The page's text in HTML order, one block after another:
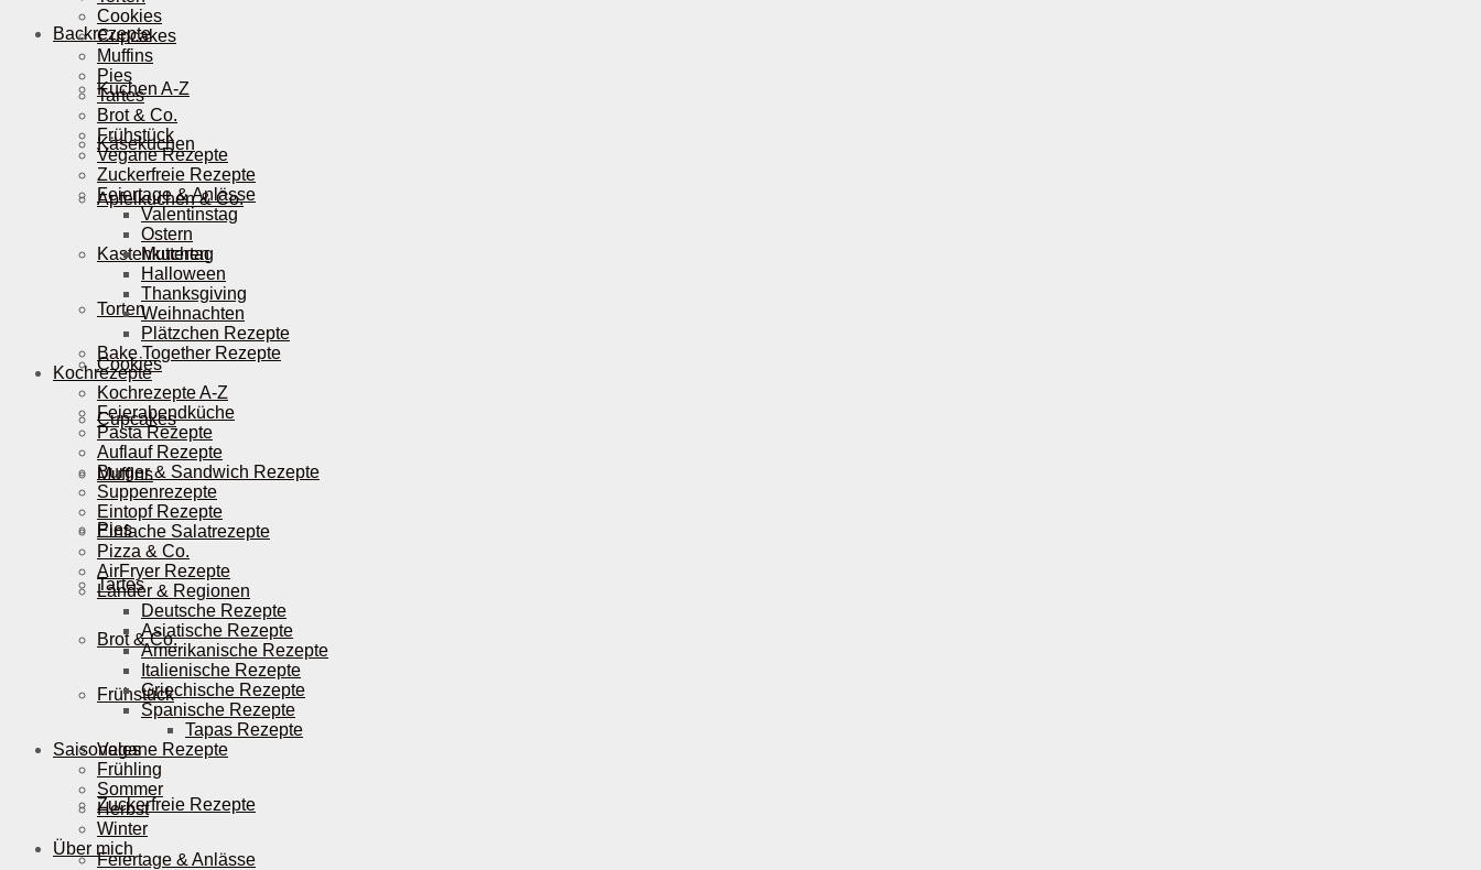
Backrezepte
Kuchen A-Z
Käsekuchen
Apfelkuchen & Co.
Kastenkuchen
Torten
Cookies
Cupcakes
Muffins
Pies
Tartes
Brot & Co.
Frühstück
Vegane Rezepte
Zuckerfreie Rezepte
Feiertage & Anlässe
Cookies
Cupcakes
Muffins
Pies
Tartes
Brot & Co.
Frühstück
Vegane Rezepte
Zuckerfreie Rezepte
Feiertage & Anlässe
Valentinstag
Ostern
Muttertag
Halloween
Thanksgiving
Weihnachten
Plätzchen Rezepte
Bake Together Rezepte
Kochrezepte
Kochrezepte A-Z
Feierabendküche
Pasta Rezepte
Auflauf Rezepte
Burger & Sandwich Rezepte
Suppenrezepte
Eintopf Rezepte
Einfache Salatrezepte
Pizza & Co.
AirFryer Rezepte
Länder & Regionen
Deutsche Rezepte
Asiatische Rezepte
Amerikanische Rezepte
Italienische Rezepte
Griechische Rezepte
Spanische Rezepte
Tapas Rezepte
Saisonales
Frühling
Sommer
Herbst
Winter
Über mich